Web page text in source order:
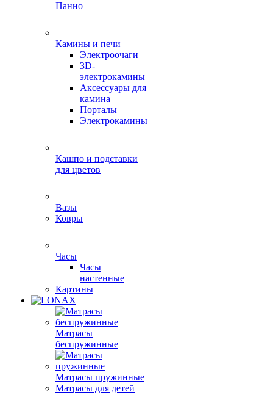
Панно
Камины и печи
Электроочаги
3D-
электрокамины
Аксессуары для
камина
Порталы
Электрокамины
Кашпо и подставки
для цветов
Вазы
Ковры
Часы
Часы
настенные
Картины
Матрасы
беспружинные
Матрасы пружинные
Матрасы для детей